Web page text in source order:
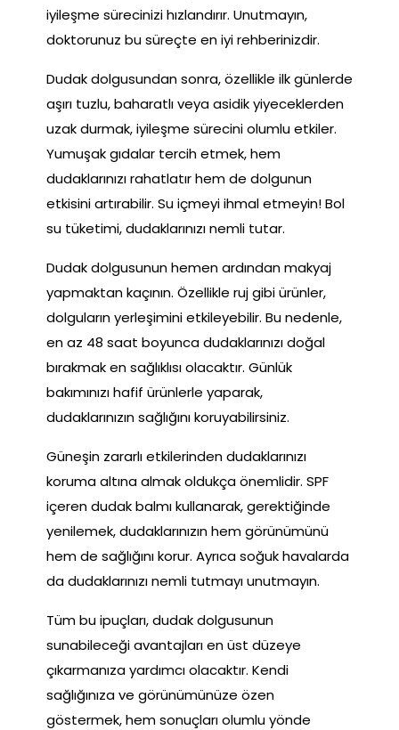
iyileşme sürecinizi hızlandırır. Unutmayın,
doktorunuz bu süreçte en iyi rehberinizdir.
Dudak dolgusundan sonra, özellikle ilk günlerde
aşırı tuzlu, baharatlı veya asidik yiyeceklerden
uzak durmak, iyileşme sürecini olumlu etkiler.
Yumuşak gıdalar tercih etmek, hem
dudaklarınızı rahatlatır hem de dolgunun
etkisini artırabilir. Su içmeyi ihmal etmeyin! Bol
su tüketimi, dudaklarınızı nemli tutar.
Dudak dolgusunun hemen ardından makyaj
yapmaktan kaçının. Özellikle ruj gibi ürünler,
dolguların yerleşimini etkileyebilir. Bu nedenle,
en az 48 saat boyunca dudaklarınızı doğal
bırakmak en sağlıklısı olacaktır. Günlük
bakımınızı hafif ürünlerle yaparak,
dudaklarınızın sağlığını koruyabilirsiniz.
Güneşin zararlı etkilerinden dudaklarınızı
koruma altına almak oldukça önemlidir. SPF
içeren dudak balmı kullanarak, gerektiğinde
yenilemek, dudaklarınızın hem görünümünü
hem de sağlığını korur. Ayrıca soğuk havalarda
da dudaklarınızı nemli tutmayı unutmayın.
Tüm bu ipuçları, dudak dolgusunun
sunabileceği avantajları en üst düzeye
çıkarmanıza yardımcı olacaktır. Kendi
sağlığınıza ve görünümünüze özen
göstermek, hem sonuçları olumlu yönde